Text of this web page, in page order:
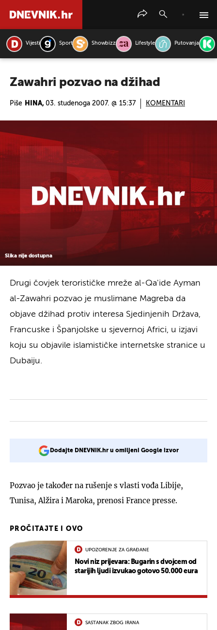
Vijesti Sport Showbizz Lifestyle Putovanja
Zawahri pozvao na džihad
Piše HINA, 03. studenoga 2007. @ 15:37 KOMENTARI
Slika nije dostupna
Drugi čovjek terorističke mreže al-Qa'ide Ayman
al-Zawahri pozvao je muslimane Magreba da
objave džihad protiv interesa Sjedinjenih Država,
Francuske i Španjolske u sjevernoj Africi, u izjavi
koju su objavile islamističke internetske stranice u
Dubaiju.
Dodajte DNEVNIK.hr u omiljeni Google izvor
Pozvao je također na rušenje s vlasti vođa Libije,
Tunisa, Alžira i Maroka, prenosi France presse.
PROČITAJTE I OVO
UPOZORENJE ZA GRAĐANE
Novi niz prijevara: Bugarin s dvojcem od
starijih ljudi izvukao gotovo 50.000 eura
SASTANAK ZBOG IRANA
PRETRAŽITE VIJESTI